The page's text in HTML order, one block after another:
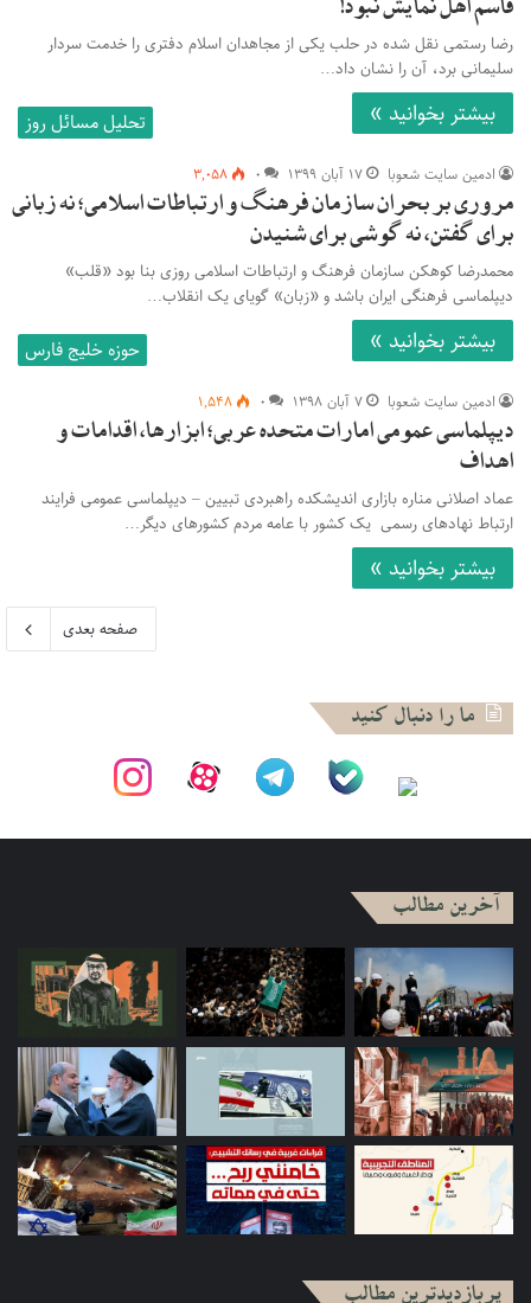
قاسم اهل نمایش نبود!
رضا رستمی نقل شده در حلب یکی از مجاهدان اسلام دفتری را خدمت سردار
سلیمانی برد، آن را نشان داد…
بیشتر بخوانید » تحلیل مسائل روز
ادمین سایت شعوبا ۱۷ آبان ۱۳۹۹ ۰ ۳,۰۵۸
مروری بر بحران سازمان فرهنگ و ارتباطات اسلامی؛ نه زبانی
برای گفتن، نه گوشی برای شنیدن
محمدرضا کوهکن سازمان فرهنگ و ارتباطات اسلامی روزی بنا بود «قلب»
دیپلماسی فرهنگی ایران باشد و «زبان» گویای یک انقلاب…
بیشتر بخوانید » حوزه خلیج فارس
ادمین سایت شعوبا ۷ آبان ۱۳۹۸ ۰ ۱,۵۴۸
دیپلماسی عمومی امارات متحده عربی؛ ابزارها، اقدامات و
اهداف
عماد اصلانی مناره بازاری اندیشکده راهبردی تبیین – دیپلماسی عمومی فرایند
ارتباط نهاد‌های رسمی یک کشور با عامه مردم کشورهای دیگر…
بیشتر بخوانید »
صفحه بعدی
ما را دنبال کنید
آخرین مطالب
پربازدیدترین مطالب